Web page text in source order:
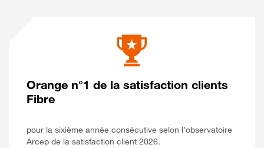
Orange n°1 de la satisfaction clients
Fibre
pour la sixième année consécutive selon l’observatoire
Arcep de la satisfaction client 2026.